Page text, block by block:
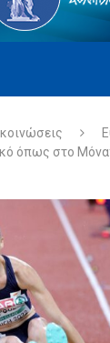
όπως στο